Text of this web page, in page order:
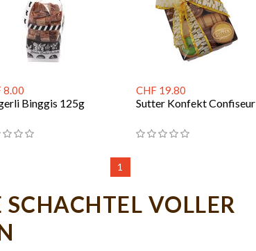
8.00
Binggis 125g
CHF 19.80
Sutter Konfekt Confiseur
1
VOLLER